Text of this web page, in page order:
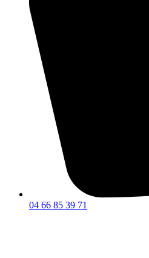
04 66 85 39 71